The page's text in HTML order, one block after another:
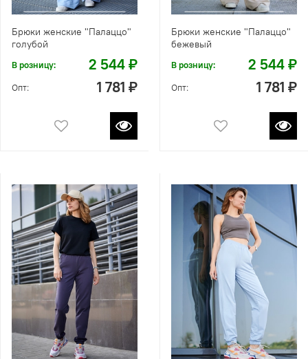
Брюки женские "Палаццо"
голубой
В розницу: 2 544 ₽
Опт: 1 781 ₽
Брюки женские "Палаццо"
бежевый
В розницу: 2 544 ₽
Опт: 1 781 ₽